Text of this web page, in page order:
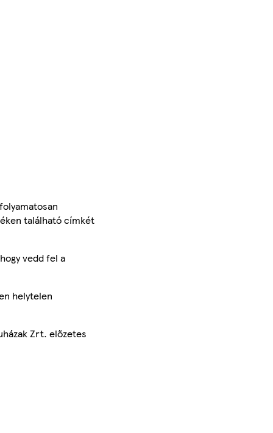
található címkét
vedd fel a
helytelen
Zrt. előzetes